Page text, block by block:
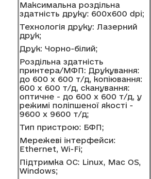
Максимальна роздільна
здатність друку: 600x600 dpi;
Технологія друку: Лазерний
друк;
Друк: Чорно-білий;
Роздільна здатність
принтера/МФП: Друкування:
до 600 x 600 т/д, копіювання:
600 x 600 т/д, сканування:
оптичне - до 600 x 600 т/д, у
режимі поліпшеної якості -
9600 x 9600 т/д;
Тип пристрою: БФП;
Мережеві інтерфейси:
Ethernet, Wi-Fi;
Підтримка ОС: Linux, Mac OS,
Windows;